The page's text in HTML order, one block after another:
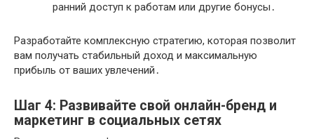
ранний доступ к работам или другие бонусы․
Разработайте комплексную стратегию, которая позволит
вам получать стабильный доход и максимальную
прибыль от ваших увлечений․
Шаг 4: Развивайте свой онлайн-бренд и
маркетинг в социальных сетях